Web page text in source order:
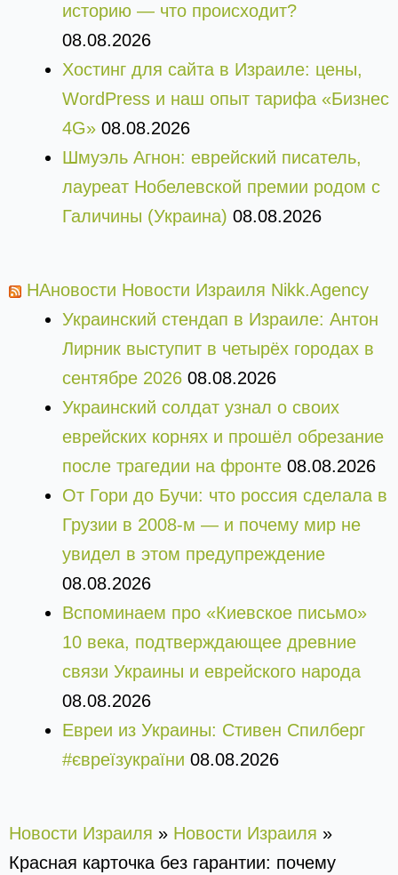
историю — что происходит?
08.08.2026
Хостинг для сайта в Израиле: цены,
WordPress и наш опыт тарифа «Бизнес
4G» 08.08.2026
Шмуэль Агнон: еврейский писатель,
лауреат Нобелевской премии родом с
Галичины (Украина) 08.08.2026
НАновости Новости Израиля Nikk.Agency
Украинский стендап в Израиле: Антон
Лирник выступит в четырёх городах в
сентябре 2026 08.08.2026
Украинский солдат узнал о своих
еврейских корнях и прошёл обрезание
после трагедии на фронте 08.08.2026
От Гори до Бучи: что россия сделала в
Грузии в 2008-м — и почему мир не
увидел в этом предупреждение
08.08.2026
Вспоминаем про «Киевское письмо»
10 века, подтверждающее древние
связи Украины и еврейского народа
08.08.2026
Евреи из Украины: Стивен Спилберг
#євреїзукраїни 08.08.2026
Новости Израиля » Новости Израиля »
Красная карточка без гарантии: почему